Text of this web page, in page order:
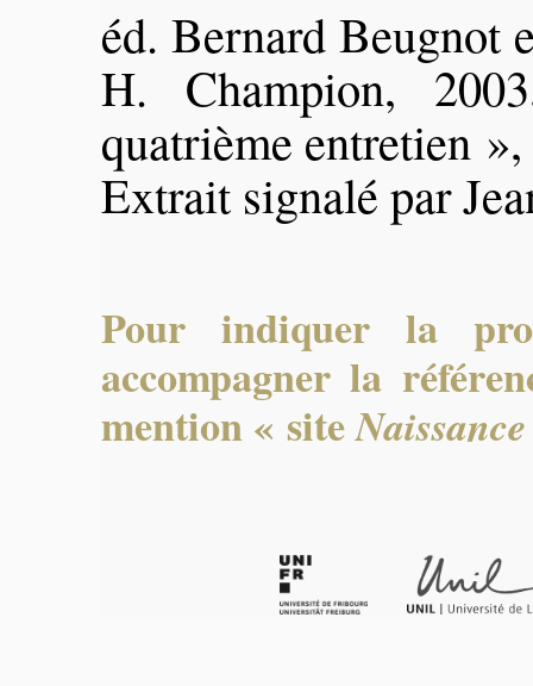
éd. Bernard Beugnot
H. Champion,
quatrième entretien »
Extrait signalé par
Pour indiquer la
accompagner la
mention « site